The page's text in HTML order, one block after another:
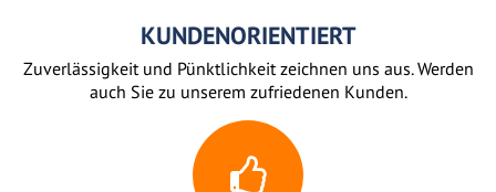
KUNDENORIENTIERT
Zuverlässigkeit und Pünktlichkeit zeichnen uns aus. Werden
auch Sie zu unserem zufriedenen Kunden.